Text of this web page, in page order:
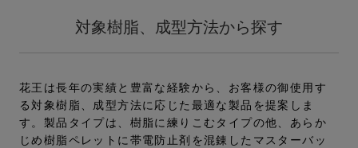
対象樹脂、成型方法から探す
花王は長年の実績と豊富な経験から、お客様の御使用す
る対象樹脂、成型方法に応じた最適な製品を提案しま
す。製品タイプは、樹脂に練りこむタイプの他、あらか
じめ樹脂ペレットに帯電防止剤を混錬したマスターバッ